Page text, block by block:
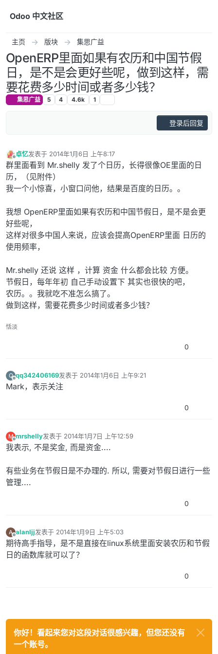
Odoo 中文社区
主页 版块 集思广益
OpenERP里面如果有农历和中国节假
日，是不是会更好些呢，做到这样，需
要花费多少时间或者多少钱？
集思广益 5 4 4.6k 1
登录后回复
离线
卓忆发表于 2014年1月6日 上午8:17
最后由 编辑
群里面看到 Mr.shelly 发了个日历，长得很像OE里面的日
历，（见附件）
我一个小惊喜，小窗口问他，结果是百度的日历。。
我想 OpenERP里面如果有农历和中国节假日，是不是会更
好些呢，
这样对很多中国人来说，应该会提高OpenERP里面 日历的
使用频率，
Mr.shelly 还说 这样 ，计算 资金 什么都会比较 方便。
节假日，每年年初 自己手动设置下 其实也很快的吧，
农历。。我就吃不准怎么搞了。
做到这样，需要花费多少时间或者多少钱？
恬淡
0
Q
离线
qq342406169发表于 2014年1月6日 上午9:21
最后由 编辑
Mark，表示关注
0
M
离线
mrshelly发表于 2014年1月7日 上午12:59
最后由 编辑
我表示, 不是奖金, 而是资金....
有些业务在节假日是不办理的. 所以, 需要对节假日进行一些
管理....
0
A
离线
alanljj发表于 2014年1月9日 上午5:03
最后由 编辑
期待高手指导，是不是直接在linux系统里面安装农历和节假
日的函数库就可以了？
0
你好！看起来您对这段对话很感兴趣，但您还没有
一个账号。